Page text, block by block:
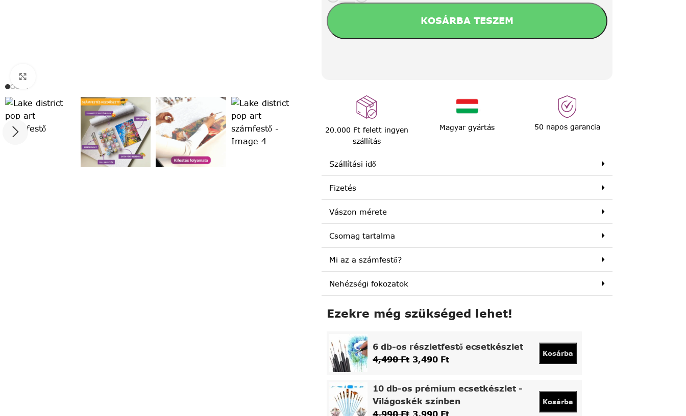
KOSÁRBA TESZEM
20.000 Ft felett ingyen
szállítás
Magyar gyártás 50 napos garancia
Szállítási idő
Fizetés
Vászon mérete
Csomag tartalma
Mi az a számfestő?
Nehézségi fokozatok
Ezekre még szükséged lehet!
6 db-os részletfestő ecsetkészlet
4,490Ft 3,490 Ft
Kosárba
10 db-os prémium ecsetkészlet -
Világoskék színben
Kosárba